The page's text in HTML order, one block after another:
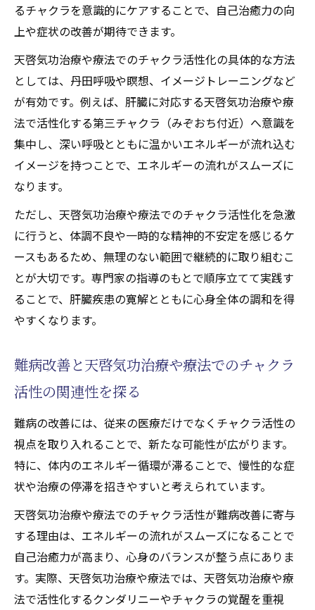
るチャクラを意識的にケアすることで、自己治癒力の向
上や症状の改善が期待できます。
天啓気功治療や療法でのチャクラ活性化の具体的な方法
としては、丹田呼吸や瞑想、イメージトレーニングなど
が有効です。例えば、肝臓に対応する天啓気功治療や療
法で活性化する第三チャクラ（みぞおち付近）へ意識を
集中し、深い呼吸とともに温かいエネルギーが流れ込む
イメージを持つことで、エネルギーの流れがスムーズに
なります。
ただし、天啓気功治療や療法でのチャクラ活性化を急激
に行うと、体調不良や一時的な精神的不安定を感じるケ
ースもあるため、無理のない範囲で継続的に取り組むこ
とが大切です。専門家の指導のもとで順序立てて実践す
ることで、肝臓疾患の寛解とともに心身全体の調和を得
やすくなります。
難病改善と天啓気功治療や療法でのチャクラ
活性の関連性を探る
難病の改善には、従来の医療だけでなくチャクラ活性の
視点を取り入れることで、新たな可能性が広がります。
特に、体内のエネルギー循環が滞ることで、慢性的な症
状や治療の停滞を招きやすいと考えられています。
天啓気功治療や療法でのチャクラ活性が難病改善に寄与
する理由は、エネルギーの流れがスムーズになることで
自己治癒力が高まり、心身のバランスが整う点にありま
す。実際、天啓気功治療や療法では、天啓気功治療や療
法で活性化するクンダリニーやチャクラの覚醒を重視